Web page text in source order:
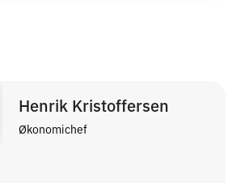
Henrik Kristoffersen
Økonomichef